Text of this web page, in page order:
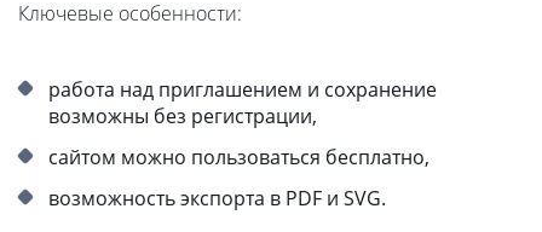
Ключевые особенности:
работа над приглашением и сохранение
возможны без регистрации,
сайтом можно пользоваться бесплатно,
возможность экспорта в PDF и SVG.